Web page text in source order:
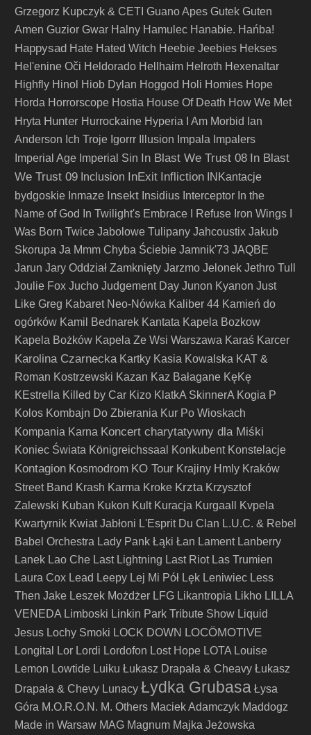
Grzegorz Kupczyk & CETI Guano Apes Gutek Guten
Amen Guzior Gwar Halny Hamulec Hanabie. Hańba!
Happysad Hate Hated Witch Heebie Jeebies Hekses
Hel'enine Oči Heldorado Hellhaim Helroth Hexenaltar
Highfly Hinol Hiob Dylan Hoggod Holi Homies Hope
Horda Horrorscope Hostia House Of Death How We Met
Hryta Hunter Hurrockaine Hyperia I Am Morbid Ian
Anderson Ich Troje Igorrr Illusion Impala Impalers
Imperial Age Imperial Sin In Blast We Trust 08 In Blast
We Trust 09 Inclusion InExit Infliction INKantacje
bydgoskie Inmaze Insekt Insidius Interceptor In the
Name of God
In Twilight's Embrace I Refuse Iron Wings
Was Born Twice Jabolowe Tulipany Jahcoustix Jakub
Skorupa Ja Mmm Chyba Ściebie Jamnik'73 JAQBE
Jarun Jary Oddział Zamknięty Jarzmo Jelonek Jethro Tull
Joulie Fox Jucho Judgement Day Junon Kyanon Just
Like Greg Kabaret Neo-Nówka Kaliber 44 Kamień do
ogórków Kamil Bednarek Kantata Kapela Bozkow
Kapela Bożków Kapela Ze Wsi Warszawa Karaś Karcer
Karolina Czarnecka Kartky Kasia Kowalska KAT &
Roman Kostrzewski Kazan Kaz Bałagane KęKę
KEstrella Killed by Car Kizo KlatkA SkinnerA Kogia P
Kolos Kombajn Do Zbierania Kur Po Wioskach
Kompania Karna Koncert charytatywny dla Miśki
Koniec Świata Königreichssaal Konkubent Konstelacje
Kontagion Kosmodrom KO Tour Krajiny Hmly Kraków
Street Band Krash Karma Kroke Krzta Krzysztof
Zalewski Kuban Kukon Kult Kuracja Kurgaall
Kvpela
Kwartyrnik Kwiat Jabłoni L'Esprit Du Clan L.U.C. & Rebel
Babel Orchestra Lady Pank Łąki Łan Lament Lanberry
Lanek Lao Che Last Lightning Last Riot Las Trumien
Laura Cox Lead Leepy Lej Mi Pół Lęk Leniwiec Less
Then Jake Leszek Możdżer LFG Likantropia Likho LILLA
VENEDA Limboski Linkin Park Tribute Show Liquid
Jesus Lochy Smoki LOCK DOWN LOCÖMOTIVE
Longital Lor Lordi Lordofon Lost Hope LOTA Louise
Lemon Lowtide Luiku Łukasz Drapała & Cheavy Łukasz
Drapała & Chevy Lunacy Łydka Grubasa Łysa
Góra M.O.R.O.N. M. Others Maciek Adamczyk Maddogz
Made in Warsaw MAG Magnum Majka Jeżowska